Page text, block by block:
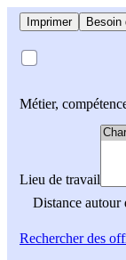
Imprimer Besoin
Métier,
Lieu de travail
Distance autour
Rechercherdes